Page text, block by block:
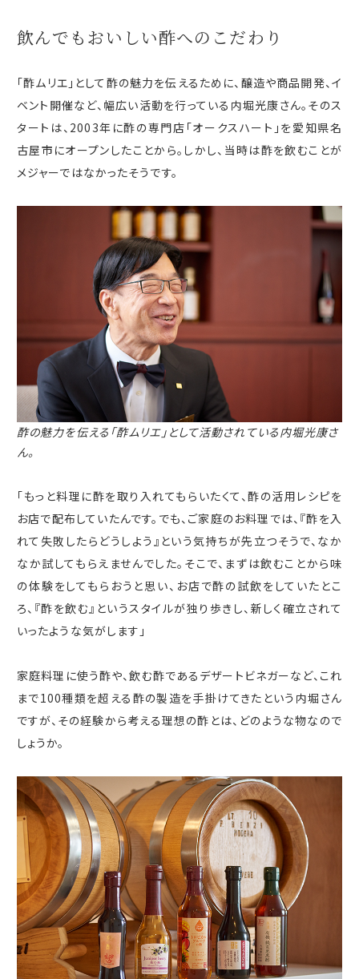
飲んでもおいしい酢への こだわり
「酢ムリエ」として酢の魅力を伝えるために、醸造や商品開発、イ
ベント開催など、幅広い活動を行っている内堀光康さん。そのス
タートは、 2003年に酢の専門店「オークスハート」を愛知県名
古屋市にオープンしたことから。しかし、当時は酢を飲むことが
メジャーではなかったそうです。
酢の魅力を伝える「酢ムリエ」として活動されている内堀光康さ
ん。
「もっと料理に酢を取り入れてもらいたくて、酢の活用レシピを
お店で配布していたんです。でも、ご家庭のお料理では、『酢を入
れて失敗したらどうしよう』という気持ちが先立つそうで、なか
なか試してもらえませんでした。そこで、まずは飲むことから味
の体験をしてもらおうと思い、お店で酢の試飲をしていたとこ
ろ、『酢を飲む』というスタイルが独り歩きし、新しく確立されて
いったような気がします」
家庭料理に使う酢や、飲む酢であるデザートビネガーなど、これ
まで100種類を超える酢の製造を手掛けてきたという内堀さん
ですが、その経験から考える理想の酢とは、どのような物なので
しょうか。